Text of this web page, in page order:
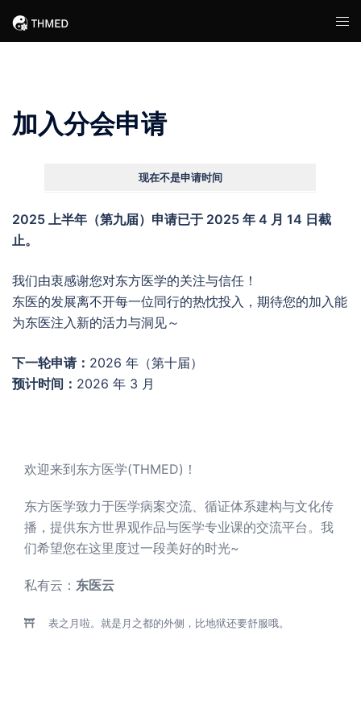
加入分会申请
现在不是申请时间
2025 上半年（第九届）申请已于 2025 年 4 月 14 日截
止。
我们由衷感谢您对东方医学的关注与信任！
东医的发展离不开每一位同行的热忱投入，期待您的加入能
为东医注入新的活力与洞见～
下一轮申请： 2026 年（第十届）
预计时间： 2026 年 3 月
欢迎来到东方医学(THMED)！
东方医学致力于医学病案交流、循证体系建构与文化传
播，提供东方世界观作品与医学专业课的交流平台。我
们希望您在这里度过一段美好的时光~
私有云： 东医云
表之月啦。就是月之都的外侧，比地狱还要舒服哦。